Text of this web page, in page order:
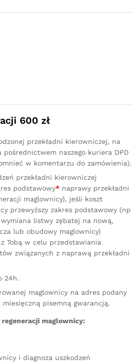
600 zł
przekładni kierowniczej, na
pośrednictwem naszego kuriera DPD
w komentarzu do zamówienia).
przekładni kierowniczej
podstawowy* naprawy przekładni
maglownicy), jeśli koszt
przewyższy zakres podstawowy (np
listwy zębatej na nową,
lub obudowy maglownicy)
Tobą w celu przedstawiania
związanych z naprawą przekładni
24h.
maglownicy na adres podany
miesięczną pisemną gwarancją.
maglownicy:
i diagnoza uszkodzeń